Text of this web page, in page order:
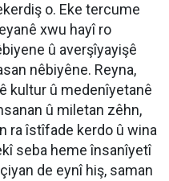
o. Eke tercume
xwu hayî ro
û averşîyayişê
nêbiyêne. Reyna,
kultur û medenîyetanê
û miletan zêhn,
ra îstîfade kerdo û wina
seba heme însanîyetî
de eynî hiş, saman